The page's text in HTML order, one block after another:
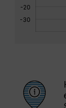
-20
-30